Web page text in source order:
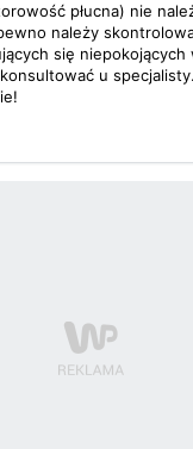
płucna) nie
należy
się
u specjalisty.